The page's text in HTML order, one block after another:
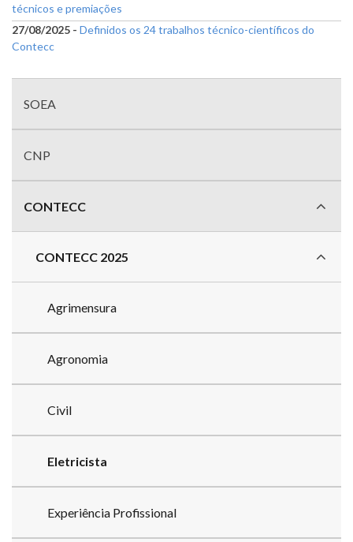
técnicos e premiações
27/08/2025 - Definidos os 24 trabalhos técnico-científicos do
Contecc
com
SOEA
CNP
CONTECC
CONTECC 2025
Agrimensura
Agronomia
Civil
Eletricista
Experiência Profissional